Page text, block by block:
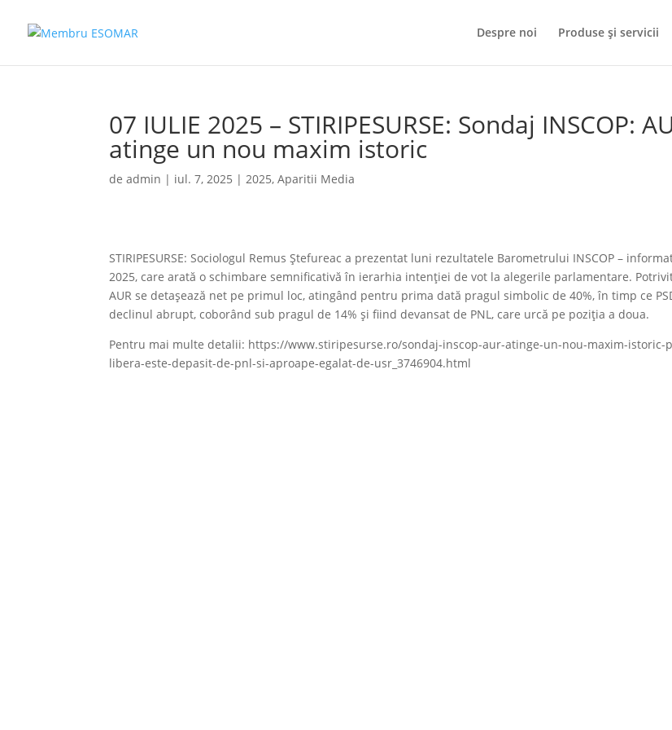
Despre noi Produse și servicii
07 IULIE 2025 – STIRIPESURSE: Sondaj INSCOP:
atinge un nou maxim istoric
deadmin | iul. 7, 2025 |2025,Aparitii Media
STIRIPESURSE: Sociologul Remus Ștefureac a prezentat luni rezultatele Barometrului INSCOP –
2025, care arată o schimbare semnificativă în ierarhia intenției de vot la alegerile parlamentare.
AUR se detașează net pe primul loc, atingând pentru prima dată pragul simbolic de 40%, în timp ce
declinul abrupt, coborând sub pragul de 14% și fiind devansat de PNL, care urcă pe poziția a doua.
Pentru mai multe detalii: https://www.stiripesurse.ro/sondaj-inscop-aur-atinge-un-nou-maxim-istoric-
libera-este-depasit-de-pnl-si-aproape-egalat-de-usr_3746904.html